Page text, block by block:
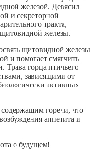
железой. Девясил
и секреторной
тракта,
щитовидной железы.
щитовидной железы
и помогает смягчить
Трава горца птичьего
зависящими от
активных
содержащим горечи, что
аппетита и
о будущем!